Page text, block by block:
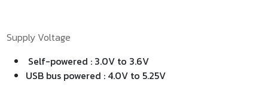
Supply Voltage
Self-powered : 3.0V to 3.6V
USB bus powered : 4.0V to 5.25V